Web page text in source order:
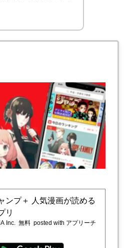
ンプ＋ 人気漫画が読める
リ
Inc. 無料 posted with アプリーチ